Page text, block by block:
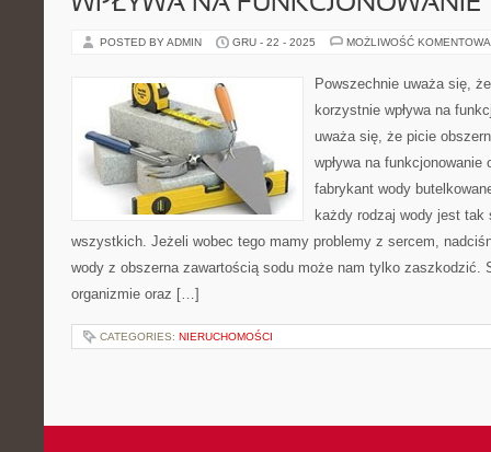
POSTED BY ADMIN GRU - 22 - 2025 MOŻLIWOŚĆ
Powszechnie uważa się,
korzystnie wpływa na
uważa się, że picie
wpływa na funkcjonowanie
fabrykant wody
każdy rodzaj wody jest tak
wszystkich. Jeżeli wobec tego mamy problemy z sercem,
wody z obszerna zawartością sodu może nam tylko zaszkodzić.
organizmie oraz […]
CATEGORIES: NIERUCHOMOŚCI